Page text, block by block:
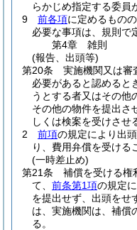
らかじめ指定する委員
9
前各項に定めるもの
必要な事項は、規則で
第4章
雑則
(報告、出頭等)
第20条
実施機関又は審
必要があると認めると
うとする者又はその他
その他の物件を提出さ
しくは検案を受けさせ
2
前項の規定により出
り、費用弁償を受ける
(一時差止め)
第21条
補償を受ける権
て、 前条第1項の規定
を提出せず、出頭をせ
は、実施機関は、補償
る。